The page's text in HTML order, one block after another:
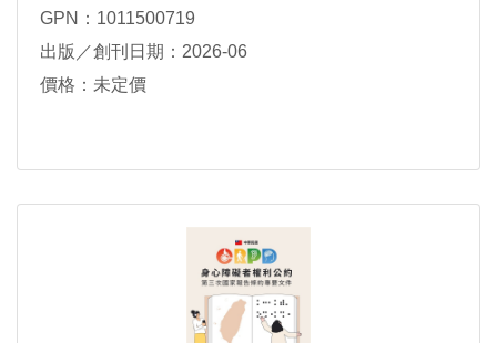
戴美如，劉承德，李易祐
GPN：1011500719
出版／創刊日期：2026-06
價格：未定價